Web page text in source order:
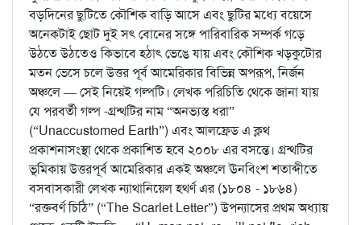
বড়দিনের ছুটিতে কৌশিক বাড়ি আসে এবং ছুটির মধ্যে বয়েসে
অনেকটাই ছোট দুই সৎ বোনের সঙ্গে পারিবারিক সম্পর্ক গড়ে
উঠতে উঠতেও কিভাবে হঠাৎ ভেঙে যায় এবং কৌশিক খড়কুটোর
মতন ভেসে চলে উত্তর পূর্ব আমেরিকার বিভিন্ন অপরূপ, নির্জন
অঞ্চলে — সেই নিয়েই গল্পটি। লেখক পরিচিতি থেকে জানা যায়
যে পরবর্তী গল্প -গ্রন্থটির নাম “অনভ্যস্ত ধরা”
(“Unaccustomed Earth”) এবং আলফ্রেড এ ক্লথ
প্রকাশনাসংস্থা থেকে প্রকাশিত হবে ২০০৮ এর বসন্তে। গ্রন্থটির
ভূমিকায় উত্তরপূর্ব আমেরিকার একই অঞ্চলে ঊনবিংশ শতাব্দীতে
বসবাসকারী লেখক ন্যাথানিয়েল হথর্ণ এর (১৮০৪ - ১৮৬৪)
“রক্তবর্ণ চিঠি” (“The Scarlet Letter”) উপন্যাসের প্রথম অধ্যায়